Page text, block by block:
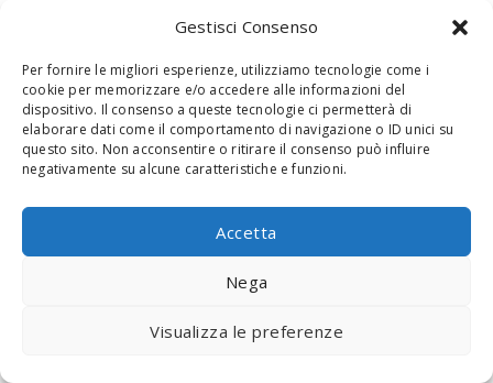
Gestisci Consenso
Per fornire le migliori esperienze, utilizziamo tecnologie come i
cookie per memorizzare e/o accedere alle informazioni del
dispositivo. Il consenso a queste tecnologie ci permetterà di
elaborare dati come il comportamento di navigazione o ID unici su
questo sito. Non acconsentire o ritirare il consenso può influire
negativamente su alcune caratteristiche e funzioni.
Accetta
Nega
Visualizza le preferenze
© 2020 Digital Touch Menu. Menu realizzato da